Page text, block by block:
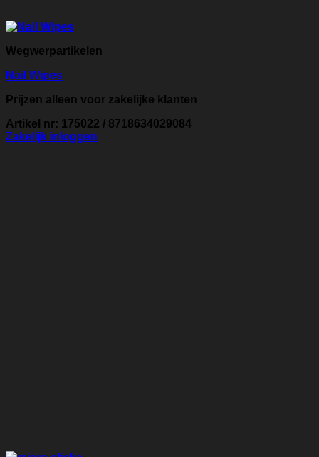
Wegwerpartikelen
Nail Wipes
Prijzen alleen voor zakelijke klanten
Artikel nr: 175022 / 8718634029084
Zakelijk inloggen